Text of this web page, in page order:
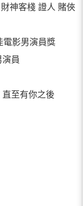
神客棧 證人 賭俠
電影男演員獎
員
至有你之後